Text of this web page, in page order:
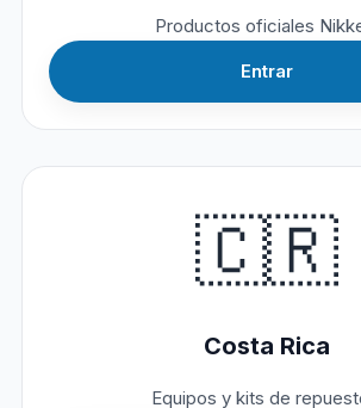
Productos oficiales
Entrar
🇨🇷
Costa Rica
Equipos y kits de